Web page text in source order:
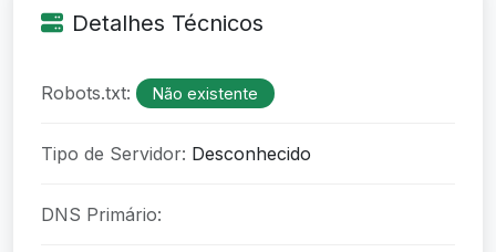
Detalhes Técnicos
Robots.txt: Não existente
Tipo de Servidor: Desconhecido
DNS Primário: